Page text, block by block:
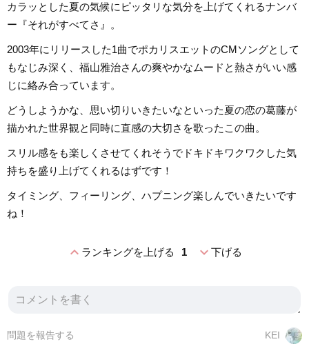
カラッとした夏の気候にピッタリな気分を上げてくれるナンバ
ー『それがすべてさ』。
2003年にリリースした1曲でポカリスエットのCMソングとして
もなじみ深く、福山雅治さんの爽やかなムードと熱さがいい感
じに絡み合っています。
どうしようかな、思い切りいきたいなといった夏の恋の葛藤が
描かれた世界観と同時に直感の大切さを歌ったこの曲。
スリル感をも楽しくさせてくれそうでドキドキワクワクした気
持ちを盛り上げてくれるはずです！
タイミング、フィーリング、ハプニング楽しんでいきたいです
ね！
expand_lessランキングを上げる 1 expand_more下げる
KEI
問題を報告する